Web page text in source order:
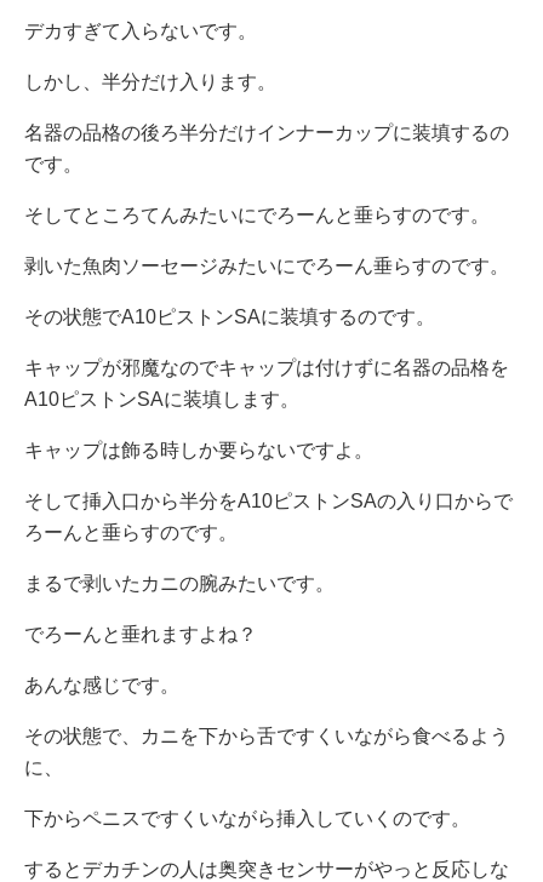
デカすぎて入らないです。
しかし、半分だけ入ります。
名器の品格の後ろ半分だけインナーカップに装填するの
です。
そしてところてんみたいにでろーんと垂らすのです。
剥いた魚肉ソーセージみたいにでろーん垂らすのです。
その状態でA10ピストンSAに装填するのです。
キャップが邪魔なのでキャップは付けずに名器の品格を
A10ピストンSAに装填します。
キャップは飾る時しか要らないですよ。
そして挿入口から半分をA10ピストンSAの入り口からで
ろーんと垂らすのです。
まるで剥いたカニの腕みたいです。
でろーんと垂れますよね？
あんな感じです。
その状態で、カニを下から舌ですくいながら食べるよう
に、
下からペニスですくいながら挿入していくのです。
するとデカチンの人は奥突きセンサーがやっと反応しな